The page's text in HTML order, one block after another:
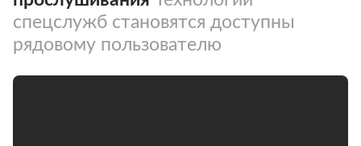
спецслужб становятся доступны
рядовому пользователю